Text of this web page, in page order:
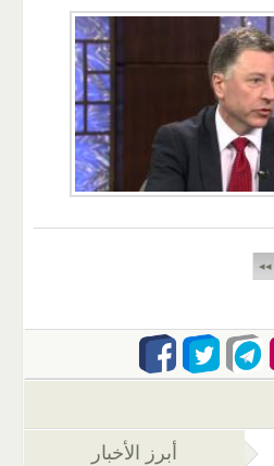
◂◂
التبويب النشطة)
أبرز الأخبار